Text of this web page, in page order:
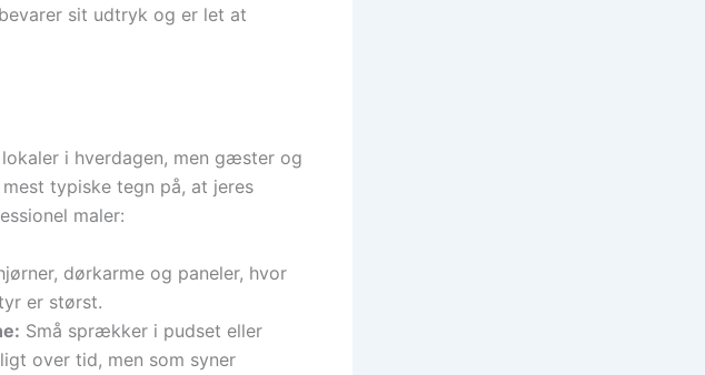
sit udtryk og er let at
i hverdagen, men gæster og
typiske tegn på, at jeres
maler:
dørkarme og paneler, hvor
er størst.
Små sprækker i pudset eller
over tid, men som syner